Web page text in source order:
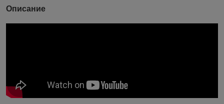
Описание